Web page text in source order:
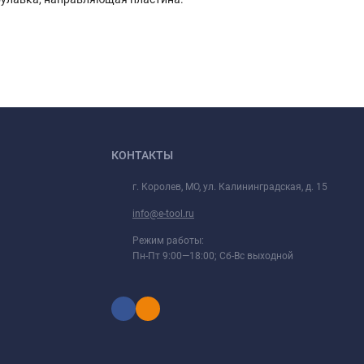
КОНТАКТЫ
г. Королев, МО, ул. Калининградская, д. 15
info@e-tool.ru
Режим работы:
Пн-Пт 9:00—18:00; Сб-Вс выходной